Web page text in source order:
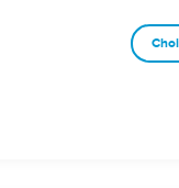
pourvut à son
La Bible Du Semeur